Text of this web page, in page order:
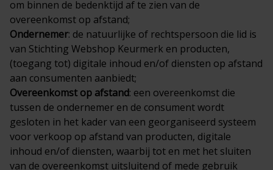
om binnen de bedenktijd af te zien van de
overeenkomst op afstand;
Ondernemer: de natuurlijke of rechtspersoon die lid is
van Stichting Webshop Keurmerk en producten,
(toegang tot) digitale inhoud en/of diensten op afstand
aan consumenten aanbiedt;
Overeenkomst op afstand: een overeenkomst die
tussen de ondernemer en de consument wordt
gesloten in het kader van een georganiseerd systeem
voor verkoop op afstand van producten, digitale
inhoud en/of diensten, waarbij tot en met het sluiten
van de overeenkomst uitsluitend of mede gebruik